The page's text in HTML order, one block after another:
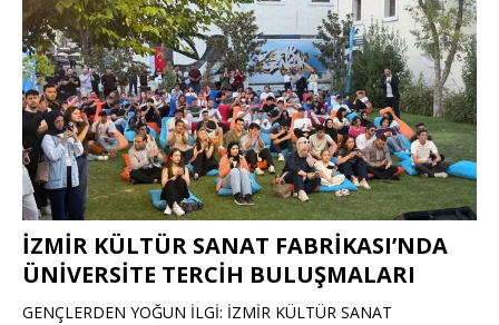
İZMİR KÜLTÜR SANAT FABRİKASI’NDA
ÜNİVERSİTE TERCİH BULUŞMALARI
GENÇLERDEN YOĞUN İLGİ: İZMİR KÜLTÜR SANAT